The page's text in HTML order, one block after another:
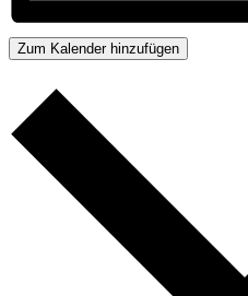
Zum Kalender hinzufügen